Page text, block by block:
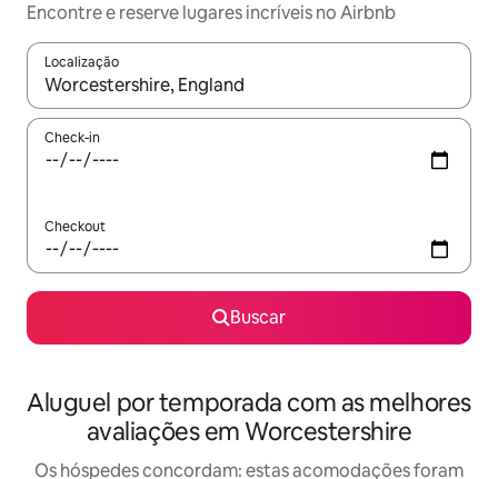
Encontre e reserve lugares incríveis no Airbnb
Localização
Quando os resultados estiverem disponíveis, explore-os
Check-in
Checkout
Buscar
Aluguel por temporada com as melhores
avaliações em Worcestershire
Os hóspedes concordam: estas acomodações foram